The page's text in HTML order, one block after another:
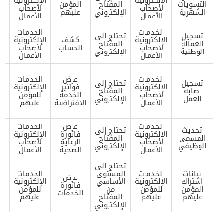
التسويات
الشهرية لأصحاب
الأعمال
المفتاح
الإلكتروني
المؤمن
عليهم لأصحاب
الأعمال
تسجيل
العمالة
الوطنية
الخدمات
الإلكترونية
لأصحاب
الأعمال
تحتاج إلى
المفتاح
الإلكتروني
كشف
الحساب
الخدمات
الإلكترونية
لأصحاب
الأعمال
تسجيل
إصابة
العمل
الخدمات
الإلكترونية
لأصحاب
الأعمال
تحتاج إلى
المفتاح
الإلكتروني
عرض
فواتير
الخدمة
الافتراضية
الخدمات
الإلكترونية
للمؤمن
عليهم
تحديث
المسمى
الوظيفي
الخدمات
الإلكترونية
لأصحاب
الأعمال
تحتاج إلى
المفتاح
الإلكتروني
عرض
فاتورة
الرعاية
الصحية
الخدمات
الإلكترونية
لأصحاب
الأعمال
بيانات
اشتراك
المؤمن
عليهم
الخدمات
الإلكترونية
للمؤمن
عليهم
تحتاج إلى
المستوى
الأساسي
من
المفتاح
الإلكتروني
عرض
فاتورة
الخدمات
الخدمات
الإلكترونية
للمؤمن
عليهم